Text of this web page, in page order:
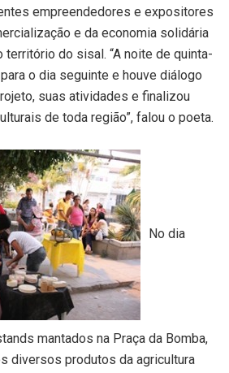
empreendedores e expositores
e da economia solidária
do sisal. “A noite de quinta-
o dia seguinte e houve diálogo
suas atividades e finalizou
de toda região”, falou o poeta.
No dia
mantados na Praça da Bomba,
diversos produtos da agricultura